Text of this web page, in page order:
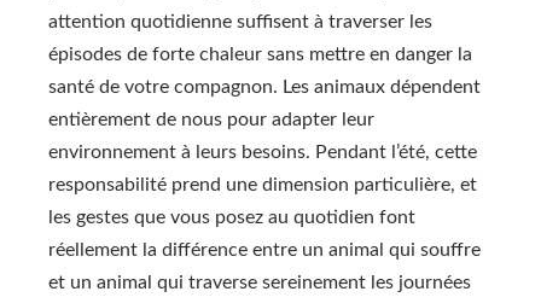
attention quotidienne suffisent à traverser les
épisodes de forte chaleur sans mettre en danger la
santé de votre compagnon. Les animaux dépendent
entièrement de nous pour adapter leur
environnement à leurs besoins. Pendant l’été, cette
responsabilité prend une dimension particulière, et
les gestes que vous posez au quotidien font
réellement la différence entre un animal qui souffre
et un animal qui traverse sereinement les journées